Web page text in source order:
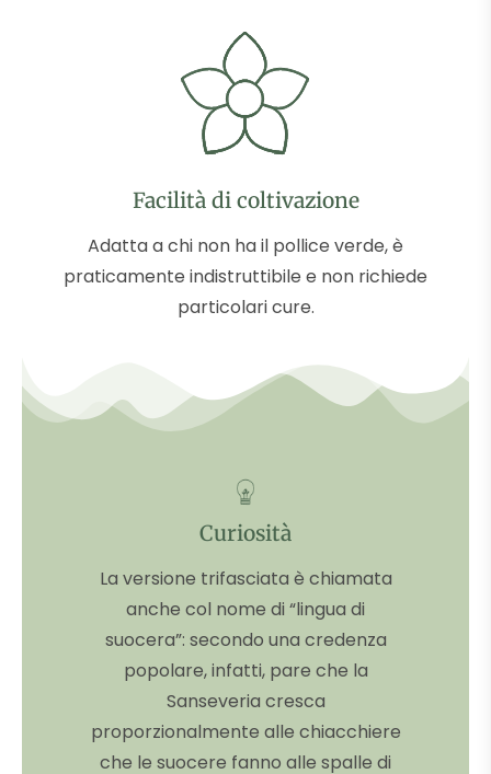
Facilità di coltivazione
Adatta a chi non ha il pollice verde, è
praticamente indistruttibile e non richiede
particolari cure.
Curiosità
La versione trifasciata è chiamata
anche col nome di “lingua di
suocera”: secondo una credenza
popolare, infatti, pare che la
Sanseveria cresca
proporzionalmente alle chiacchiere
che le suocere fanno alle spalle di